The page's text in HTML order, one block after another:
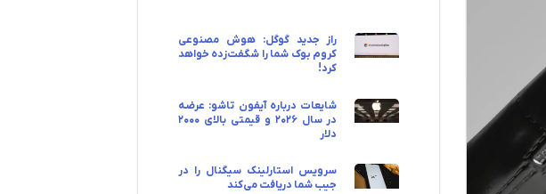
راز جدید گوگل: هوش مصنوعی
کروم‌ بوک شما را شگفت‌زده خواهد
کرد!
شایعات درباره آیفون تاشو: عرضه
در سال ۲۰۲۶ و قیمتی بالای ۲۰۰۰
دلار
سرویس استارلینک سیگنال را در
جیب شما دریافت می‌کند